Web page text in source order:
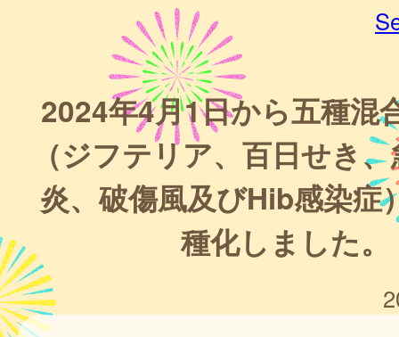
2024年4月1日から五種混
（ジフテリア、百日せき
炎、破傷風及びHib感染症
種化しました。